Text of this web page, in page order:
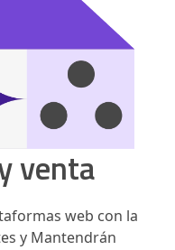
venta
web con la
y Mantendrán